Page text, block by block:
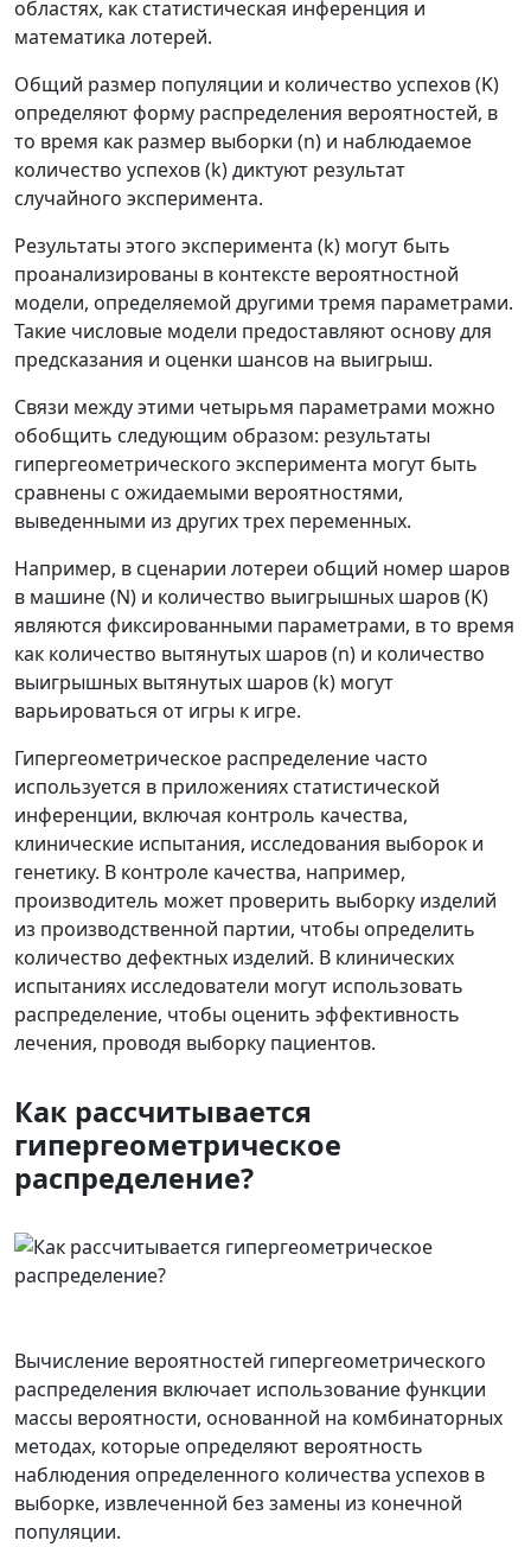
областях, как статистическая инференция и
математика лотерей.
Общий размер популяции и количество успехов (K)
определяют форму распределения вероятностей, в
то время как размер выборки (n) и наблюдаемое
количество успехов (k) диктуют результат
случайного эксперимента.
Результаты этого эксперимента (k) могут быть
проанализированы в контексте вероятностной
модели, определяемой другими тремя параметрами.
Такие числовые модели предоставляют основу для
предсказания и оценки шансов на выигрыш.
Связи между этими четырьмя параметрами можно
обобщить следующим образом: результаты
гипергеометрического эксперимента могут быть
сравнены с ожидаемыми вероятностями,
выведенными из других трех переменных.
Например, в сценарии лотереи общий номер шаров
в машине (N) и количество выигрышных шаров (K)
являются фиксированными параметрами, в то время
как количество вытянутых шаров (n) и количество
выигрышных вытянутых шаров (k) могут
варьироваться от игры к игре.
Гипергеометрическое распределение часто
используется в приложениях статистической
инференции, включая контроль качества,
клинические испытания, исследования выборок и
генетику. В контроле качества, например,
производитель может проверить выборку изделий
из производственной партии, чтобы определить
количество дефектных изделий. В клинических
испытаниях исследователи могут использовать
распределение, чтобы оценить эффективность
лечения, проводя выборку пациентов.
Как рассчитывается
гипергеометрическое
распределение?
Вычисление вероятностей гипергеометрического
распределения включает использование функции
массы вероятности, основанной на комбинаторных
методах, которые определяют вероятность
наблюдения определенного количества успехов в
выборке, извлеченной без замены из конечной
популяции.